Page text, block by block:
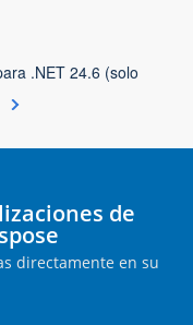
.NET 24.6 (solo
de
directamente en su